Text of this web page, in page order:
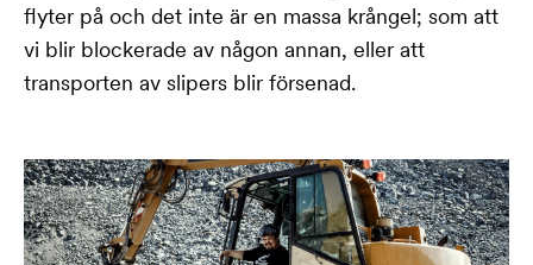
flyter på och det inte är en massa krångel; som att
vi blir blockerade av någon annan, eller att
transporten av slipers blir försenad.